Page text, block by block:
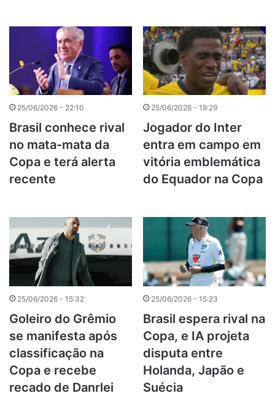
25/06/2026 - 22:10
Brasil conhece rival
no mata-mata da
Copa e terá alerta
recente
25/06/2026 - 19:29
Jogador do Inter
entra em campo em
vitória emblemática
do Equador na Copa
25/06/2026 - 15:32
Goleiro do Grêmio
se manifesta após
classificação na
Copa e recebe
recado de Danrlei
25/06/2026 - 15:23
Brasil espera rival na
Copa, e IA projeta
disputa entre
Holanda, Japão e
Suécia